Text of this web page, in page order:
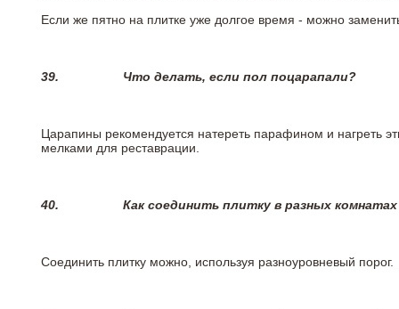
Если же пятно на плитке уже долгое время - можно
39. Что делать, если пол поцарапали?
Царапины рекомендуется натереть парафином и нагреть
мелками для реставрации.
40. Как соединить плитку в разных
Соединить плитку можно, используя разноуровневый порог.